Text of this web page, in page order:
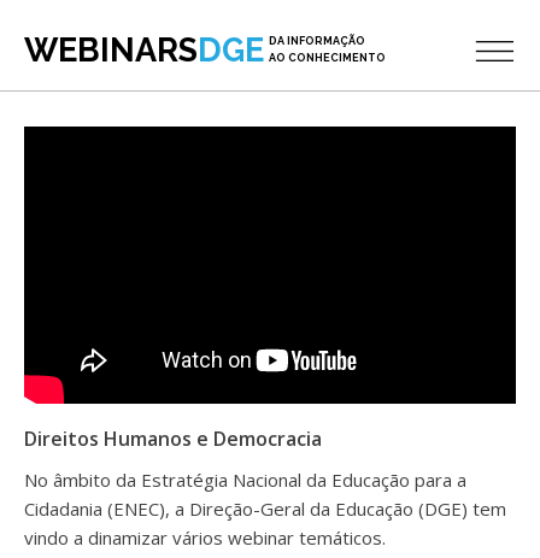
WEBINARSDGE DA INFORMAÇÃO
AO CONHECIMENTO
Direitos Humanos e Democracia
No âmbito da Estratégia Nacional da Educação para a
Cidadania (ENEC), a Direção-Geral da Educação (DGE) tem
vindo a dinamizar vários webinar temáticos.